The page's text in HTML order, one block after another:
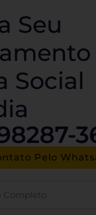
Seu
Social
98287-
Pelo